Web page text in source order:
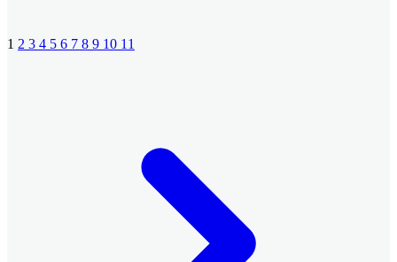
1 2 3 4 5 6 7 8 9 10 11